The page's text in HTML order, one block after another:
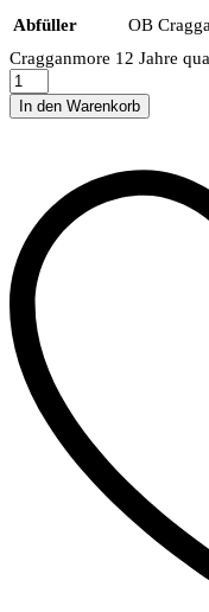
Abfüller
OB
Cragganmore 12 Jahre
In den Warenkorb